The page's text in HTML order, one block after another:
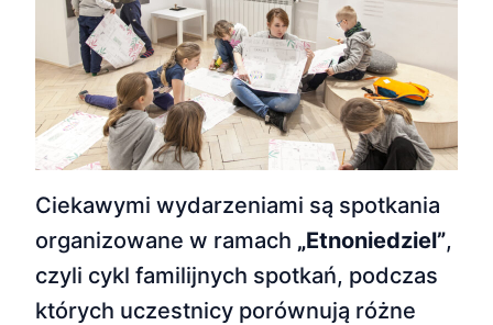
Ciekawymi wydarzeniami są spotkania
organizowane w ramach „Etnoniedziel”,
czyli cykl familijnych spotkań, podczas
których uczestnicy porównują różne